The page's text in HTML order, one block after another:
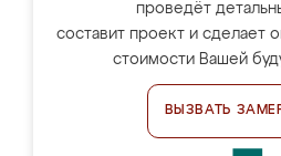
проведёт
составит проект и сделает
стоимости Вашей
ВЫЗВАТЬ